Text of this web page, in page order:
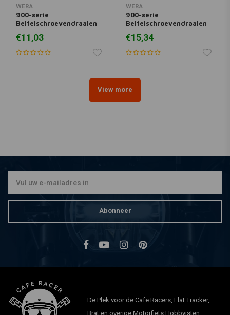
WERA
900-serie
Beitelschroevendraaien
€11,03
WERA
900-serie
Beitelschroevendraaien
€15,34
View more
Abonneer
De Plek voor de Cafe Racers, Flat Tracker,
Brat en overige Motorfiets Hobbyisten.